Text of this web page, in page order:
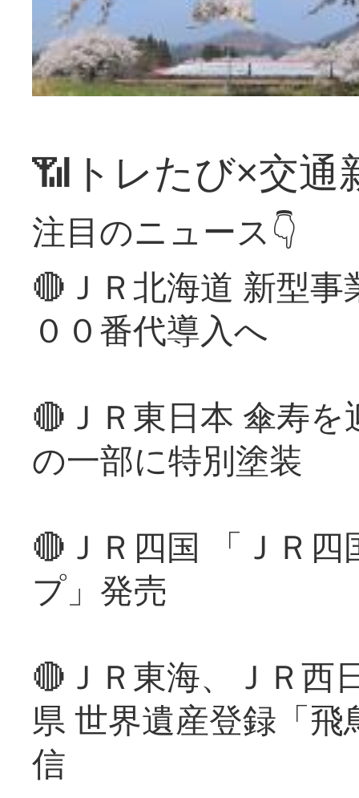
📶トレたび×交通
注目のニュース👇
🔴ＪＲ北海道 新型
００番代導入へ
🔴ＪＲ東日本 傘寿
の一部に特別塗装
🔴ＪＲ四国 「ＪＲ
プ」発売
🔴ＪＲ東海、ＪＲ西
県 世界遺産登録「
信